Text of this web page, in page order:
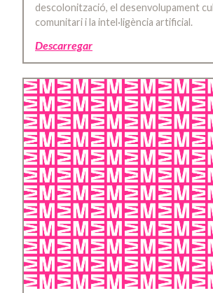
descolonització, el desenvolupament
comunitari i la intel·ligència artificial.
Descarregar